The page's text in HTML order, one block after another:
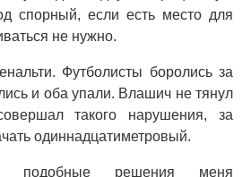
спорный, если есть место для
не нужно.
Футболисты боролись за
и оба упали. Влашич не тянул
такого нарушения, за
одиннадцатиметровый.
подобные решения меня